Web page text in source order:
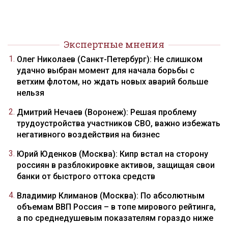
Экспертные мнения
Олег Николаев (Санкт-Петербург): Не слишком
удачно выбран момент для начала борьбы с
ветхим флотом, но ждать новых аварий больше
нельзя
Дмитрий Нечаев (Воронеж): Решая проблему
трудоустройства участников СВО, важно избежать
негативного воздействия на бизнес
Юрий Юденков (Москва): Кипр встал на сторону
россиян в разблокировке активов, защищая свои
банки от быстрого оттока средств
Владимир Климанов (Москва): По абсолютным
объемам ВВП Россия – в топе мирового рейтинга,
а по среднедушевым показателям гораздо ниже